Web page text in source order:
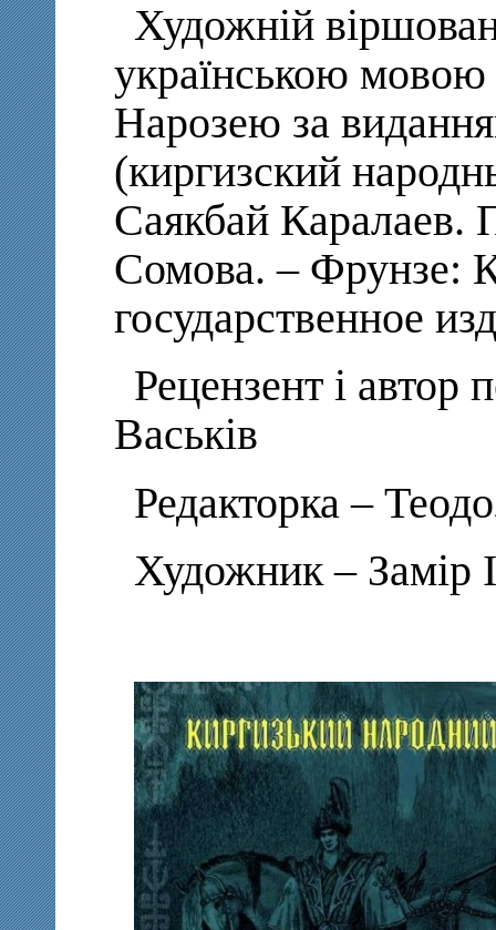
Художній
українською
Нарозею за
(киргизский
Саякбай Каралаев.
Сомова. – Фрунзе:
государственное
Рецензент і
Васьків
Редакторка –
Художник – Замір